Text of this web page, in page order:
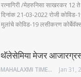
रत्नागिरी /मेहरुनिसा साखरकर 12
दिनांक 21-03-2022 रोजी
मुलांचे कोविड-19 लसीकरण
थॅलेसेमिया मेजर
MAHALAXMI TIMES Jan 31,